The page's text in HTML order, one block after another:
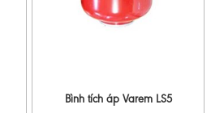
Bình tích áp Varem LS5